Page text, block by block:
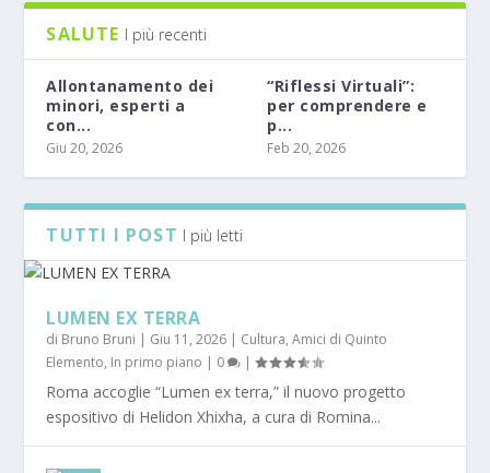
SALUTE I più recenti
Allontanamento dei
minori, esperti a
con...
Giu 20, 2026
“Riflessi Virtuali”:
per comprendere e
p...
Feb 20, 2026
TUTTI I POST I più letti
LUMEN EX TERRA
di Bruno Bruni | Giu 11, 2026 | Cultura,Amici di Quinto
Elemento, In primo piano | 0 |
Roma accoglie “Lumen ex terra,” il nuovo progetto
espositivo di Helidon Xhixha, a cura di Romina...